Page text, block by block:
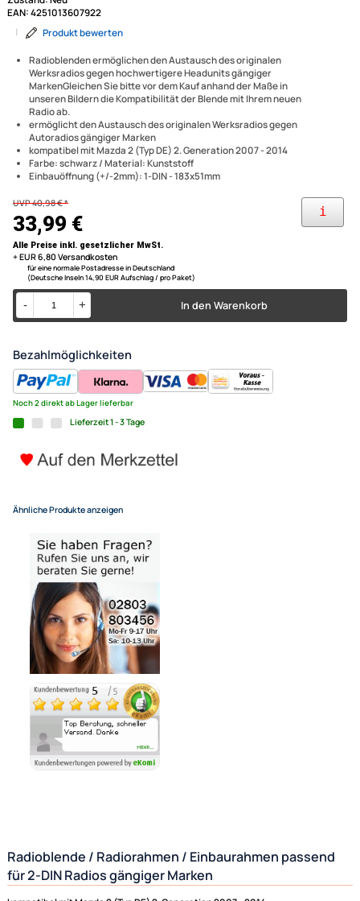
2-DIN Radioblende
schwarz ab Bj. 2007
Radioblenden ermöglichen den Austausch des originalen
Werksradios gegen hochwertigere Headunits gängiger
MarkenGleichen Sie bitte vor dem Kauf anhand der Maße in
unseren Bildern die Kompatibilität der Blende mit Ihrem neuen
Radio ab.
ermöglicht den Austausch des originalen Werksradios gegen
Autoradios gängiger Marken
kompatibel mit Mazda 2 (Typ DE) 2. Generation 2007 - 2014
Farbe: schwarz / Material: Kunststoff
Einbauöffnung (+/-2mm): 1-DIN - 183x51mm
Zustand:Neu
EAN:4251013607922
Produkt bewerten
UVP 40,98 € *
33,99 €
Alle Preise inkl. gesetzlicher MwSt.
für eine normale Postadresse in Deutschland
(Deutsche Inseln 14,90 EUR Aufschlag / pro Paket)
-
Bezahlmöglichkeiten
Noch 2 direkt ab Lager lieferbar
Lieferzeit 1 - 3 Tage
Ähnliche Produkte anzeigen